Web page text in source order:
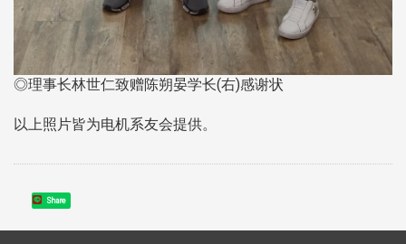
◎理事长林世仁致赠陈朔晏学长(右)感谢状
以上照片皆为电机系友会提供。
Share